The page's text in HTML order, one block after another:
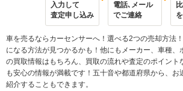
入力して
査定申し込み
電話､メール
でご連絡
車を売るならカーセンサーへ！選べる2つの売却方法
になる方法が見つかるかも！他にもメーカー、車種、
の買取情報はもちろん、買取の流れや査定のポイント
も安心の情報が満載です！五十音や都道府県から、お
紹介することもできます。